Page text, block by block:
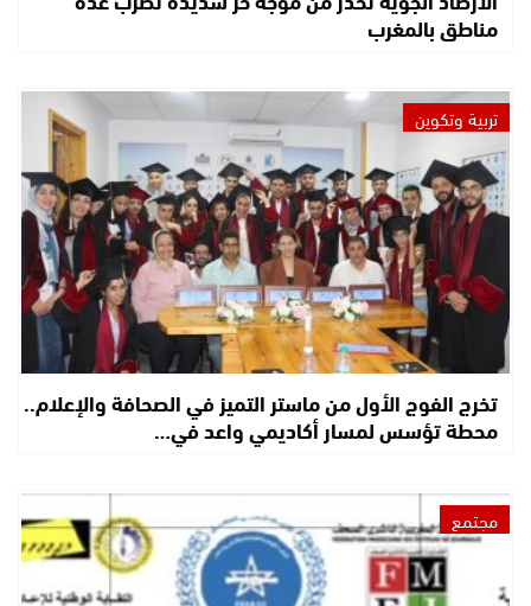
مناطق بالمغرب
تربية وتكوين
تخرج الفوج الأول من ماستر التميز في الصحافة والإعلام..
محطة تؤسس لمسار أكاديمي واعد في…
مجتمع